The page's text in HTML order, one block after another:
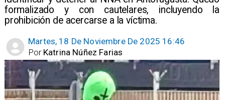
formalizado y con cautelares, incluyendo la
prohibición de acercarse a la víctima.
Martes, 18 De Noviembre De 2025 16:46
Katrina Núñez Farias
Por